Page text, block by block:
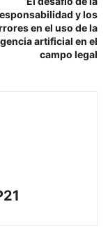
y los
en el uso de la
artificial en el
campo legal